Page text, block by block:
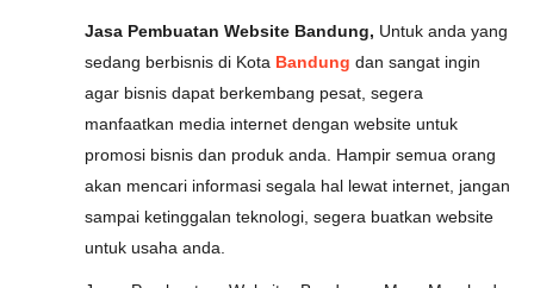
Jasa Pembuatan Website Bandung, Untuk anda yang
sedang berbisnis di Kota Bandung dan sangat ingin
agar bisnis dapat berkembang pesat, segera
manfaatkan media internet dengan website untuk
promosi bisnis dan produk anda. Hampir semua orang
akan mencari informasi segala hal lewat internet, jangan
sampai ketinggalan teknologi, segera buatkan website
untuk usaha anda.